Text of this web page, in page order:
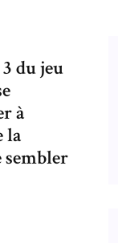
du jeu
à
la